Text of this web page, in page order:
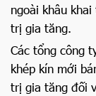
ngoài khâu
trị gia tăng.
Các tổng công
khép kín mới
trị gia tăng đối